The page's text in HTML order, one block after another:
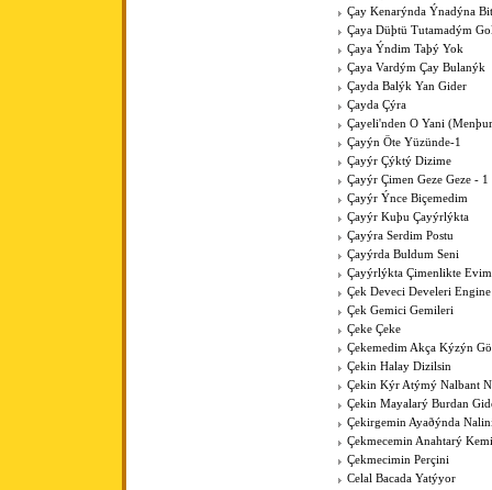
Çay Kenarýnda Ýnadýna
Çaya Düþtü Tutamadým
Çaya Ýndim Taþý Yok
Çaya Vardým Çay Bulanýk
Çayda Balýk Yan Gider
Çayda Çýra
Çayeli'nden O Yani
Çayýn Öte Yüzünde-1
Çayýr Çýktý Dizime
Çayýr Çimen Geze Geze - 1
Çayýr Ýnce Biçemedim
Çayýr Kuþu Çayýrlýkta
Çayýra Serdim Postu
Çayýrda Buldum Seni
Çayýrlýkta Çimenlikte
Çek Deveci Develeri Engine
Çek Gemici Gemileri
Çeke Çeke
Çekemedim Akça Kýzýn
Çekin Halay Dizilsin
Çekin Kýr Atýmý Nalbant
Çekin Mayalarý Burdan
Çekirgemin Ayaðýnda
Çekmecemin Anahtarý
Çekmecimin Perçini
Celal Bacada Yatýyor